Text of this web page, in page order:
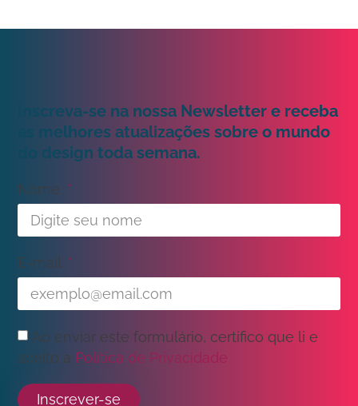
Inscreva-se na nossa Newsletter e receba
as melhores atualizações sobre o mundo
do design toda semana.
Nome
E-mail
Ao enviar este formulário, certifico que li e
aceito a Política de Privacidade
Inscrever-se